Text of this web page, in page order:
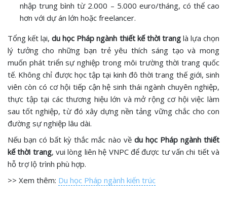
nhập trung bình từ 2.000 – 5.000 euro/tháng, có thể cao
hơn với dự án lớn hoặc freelancer.
Tổng kết lại,du học Pháp ngành thiết kế thời trang là lựa chọn
lý tưởng cho những bạn trẻ yêu thích sáng tạo và mong
muốn phát triển sự nghiệp trong môi trường thời trang quốc
tế. Không chỉ được học tập tại kinh đô thời trang thế giới, sinh
viên còn có cơ hội tiếp cận hệ sinh thái ngành chuyên nghiệp,
thực tập tại các thương hiệu lớn và mở rộng cơ hội việc làm
sau tốt nghiệp, từ đó xây dựng nền tảng vững chắc cho con
đường sự nghiệp lâu dài.
Nếu bạn có bất kỳ thắc mắc nào về du học Pháp ngành thiết
kế thời trang, vui lòng liên hệ VNPC để được tư vấn chi tiết và
hỗ trợ lộ trình phù hợp.
>> Xem thêm: Du học Pháp ngành kiến trúc